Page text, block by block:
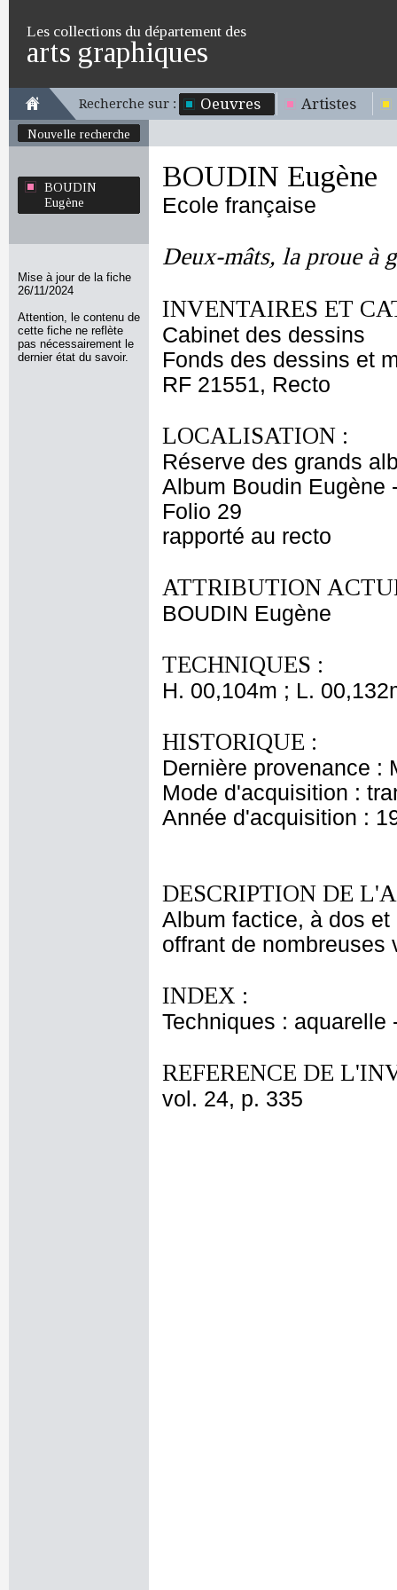
Les collections du département des
arts graphiques
Recherche sur : Oeuvres Artistes
Nouvelle recherche
BOUDIN
Eugène
Mise à jour de la fiche
26/11/2024
Attention, le contenu de
cette fiche ne reflète
pas nécessairement le
dernier état du savoir.
BOUDIN Eugène
Ecole française
Deux-mâts, la proue à
INVENTAIRES ET
Cabinet des dessins
Fonds des dessins et
RF 21551, Recto
LOCALISATION :
Réserve des grands
Album Boudin Eugène
Folio 29
rapporté au recto
ATTRIBUTION
BOUDIN Eugène
TECHNIQUES :
H. 00,104m ; L.
HISTORIQUE :
Dernière provenance :
Mode d'acquisition :
Année d'acquisition :
DESCRIPTION DE
Album factice, à dos
offrant de nombreuses
INDEX :
Techniques : aquarelle
REFERENCE DE
vol. 24, p. 335